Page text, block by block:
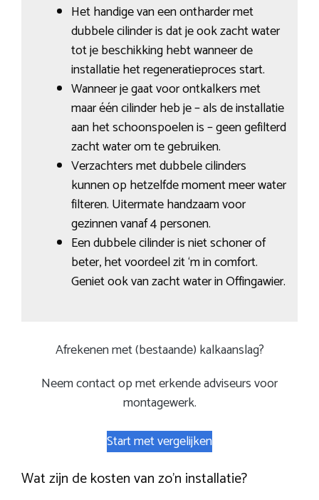
Het handige van een ontharder met
dubbele cilinder is dat je ook zacht water
tot je beschikking hebt wanneer de
installatie het regeneratieproces start.
Wanneer je gaat voor ontkalkers met
maar één cilinder heb je – als de installatie
aan het schoonspoelen is – geen gefilterd
zacht water om te gebruiken.
Verzachters met dubbele cilinders
kunnen op hetzelfde moment meer water
filteren. Uitermate handzaam voor
gezinnen vanaf 4 personen.
Een dubbele cilinder is niet schoner of
beter, het voordeel zit ‘m in comfort.
Geniet ook van zacht water in Offingawier.
Afrekenen met (bestaande) kalkaanslag?
Neem contact op met erkende adviseurs voor
montagewerk.
Start met vergelijken
Wat zijn de kosten van zo’n installatie?